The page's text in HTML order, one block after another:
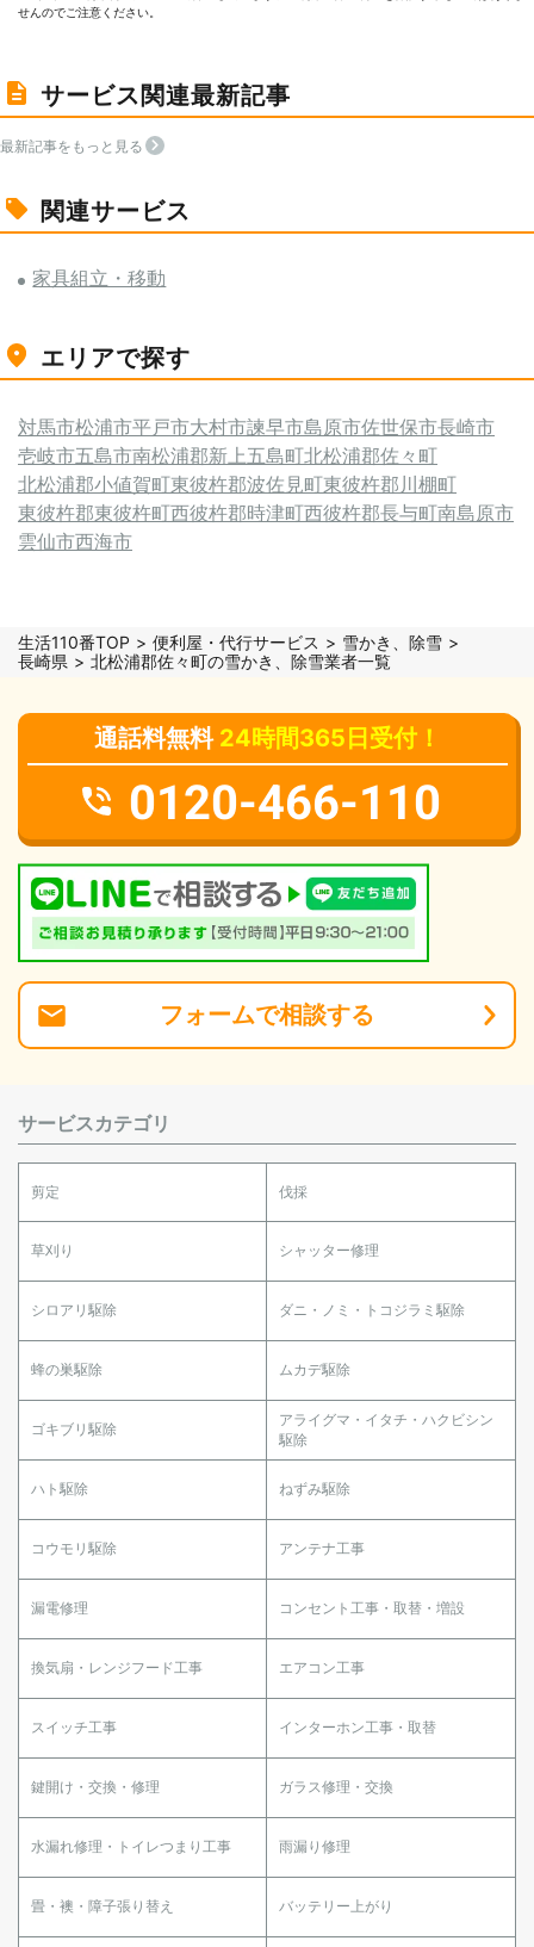
せんのでご注意ください。
サービス関連最新記事
最新記事をもっと見る
関連サービス
家具組立・移動
エリアで探す
対馬市松浦市平戸市大村市諫早市島原市佐世保市長崎市
壱岐市五島市南松浦郡新上五島町北松浦郡佐々町
北松浦郡小値賀町東彼杵郡波佐見町東彼杵郡川棚町
東彼杵郡東彼杵町西彼杵郡時津町西彼杵郡長与町南島原市
雲仙市西海市
生活110番TOP 便利屋・代行サービス
雪かき、除雪
長崎県
北松浦郡佐々町の雪かき、除雪業者一覧
通話料無料 24時間365日受付！
0120-466-110
フォームで相談する
サービスカテゴリ
剪定 伐採
草刈り シャッター修理
シロアリ駆除 ダニ・ノミ・トコジラミ駆除
蜂の巣駆除 ムカデ駆除
ゴキブリ駆除
アライグマ・イタチ・ハクビシン
駆除
ハト駆除 ねずみ駆除
コウモリ駆除 アンテナ工事
漏電修理 コンセント工事・取替・増設
換気扇・レンジフード工事 エアコン工事
スイッチ工事 インターホン工事・取替
鍵開け・交換・修理 ガラス修理・交換
水漏れ修理・トイレつまり工事 雨漏り修理
畳・襖・障子張り替え バッテリー上がり